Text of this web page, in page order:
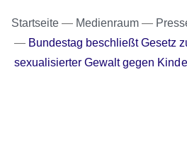
Startseite Medienraum
Bundestag beschließt Gesetz
sexualisierter Gewalt gegen